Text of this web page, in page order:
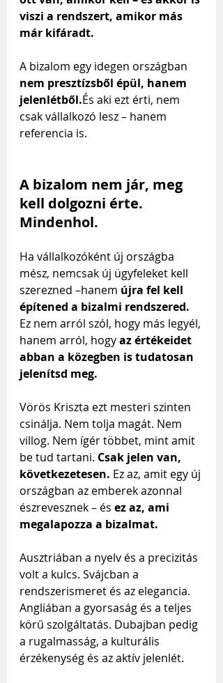
viszi a rendszert, amikor más
már kifáradt.
A bizalom egy idegen országban
nem presztízsből épül, hanem
jelenlétből.És aki ezt érti, nem
csak vállalkozó lesz – hanem
referencia is.
A bizalom nem jár, meg
kell dolgozni érte.
Mindenhol.
Ha vállalkozóként új országba
mész, nemcsak új ügyfeleket kell
szerezned –hanem újra fel kell
építened a bizalmi rendszered.
Ez nem arról szól, hogy más legyél,
hanem arról, hogy az értékeidet
abban a közegben is tudatosan
jelenítsd meg.
Vörös Kriszta ezt mesteri szinten
csinálja. Nem tolja magát. Nem
villog. Nem ígér többet, mint amit
be tud tartani. Csak jelen van,
következetesen. Ez az, amit egy új
országban az emberek azonnal
észrevesznek – és ez az, ami
megalapozza a bizalmat.
Ausztriában a nyelv és a precizitás
volt a kulcs. Svájcban a
rendszerismeret és az elegancia.
Angliában a gyorsaság és a teljes
körű szolgáltatás. Dubajban pedig
a rugalmasság, a kulturális
érzékenység és az aktív jelenlét.